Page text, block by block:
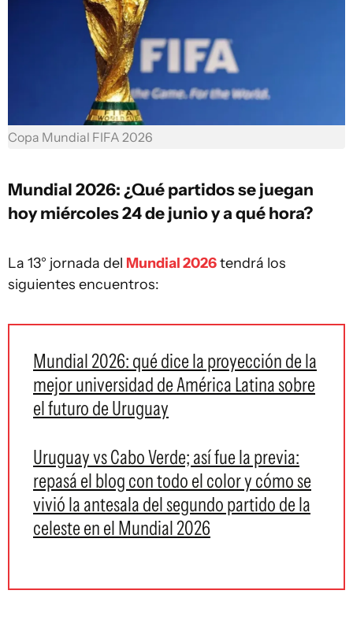
Copa Mundial FIFA 2026
Mundial 2026: ¿Qué partidos se juegan
hoy miércoles 24 de junio y a qué hora?
La 13° jornada del Mundial 2026tendrá los
siguientes encuentros:
Mundial 2026: qué dice la proyección de la
mejor universidad de América Latina sobre
el futuro de Uruguay
Uruguay vs Cabo Verde; así fue la previa:
repasá el blog con todo el color y cómo se
vivió la antesala del segundo partido de la
celeste en el Mundial 2026